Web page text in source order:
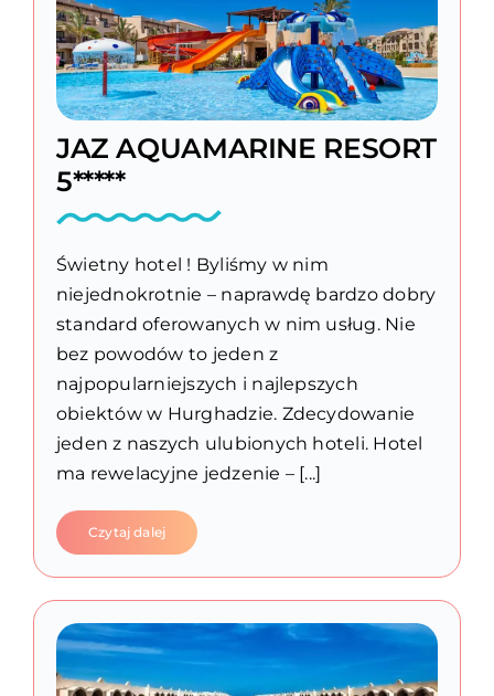
JAZ AQUAMARINE RESORT
5*****
Świetny hotel ! Byliśmy w nim
niejednokrotnie – naprawdę bardzo dobry
standard oferowanych w nim usług. Nie
bez powodów to jeden z
najpopularniejszych i najlepszych
obiektów w Hurghadzie. Zdecydowanie
jeden z naszych ulubionych hoteli. Hotel
ma rewelacyjne jedzenie – [...]
Czytaj dalej